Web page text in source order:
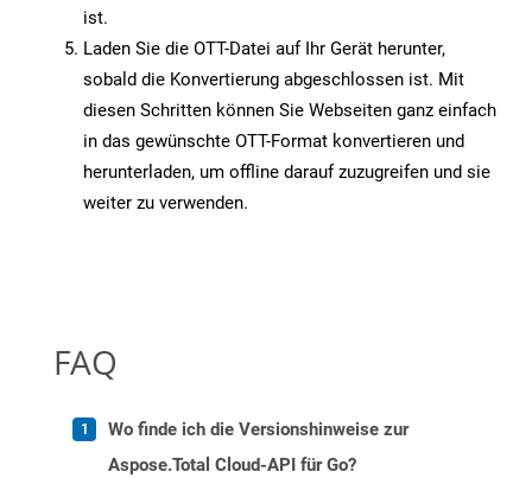
ist.
Laden Sie die OTT-Datei auf Ihr Gerät herunter,
sobald die Konvertierung abgeschlossen ist. Mit
diesen Schritten können Sie Webseiten ganz einfach
in das gewünschte OTT-Format konvertieren und
herunterladen, um offline darauf zuzugreifen und sie
weiter zu verwenden.
FAQ
Wo finde ich die Versionshinweise zur
Aspose.Total Cloud-API für Go?